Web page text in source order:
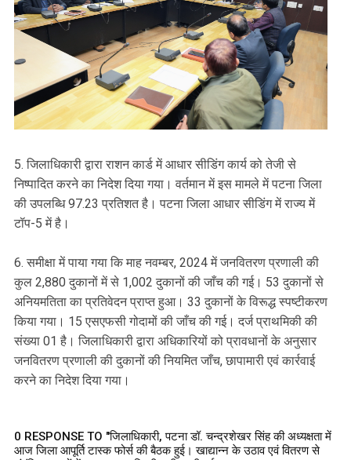
5. जिलाधिकारी द्वारा राशन कार्ड में आधार सीडिंग कार्य को तेजी से
निष्पादित करने का निदेश दिया गया। वर्तमान में इस मामले में पटना जिला
की उपलब्धि 97.23 प्रतिशत है। पटना जिला आधार सीडिंग में राज्य में
टॉप-5 में है।
6. समीक्षा में पाया गया कि माह नवम्बर, 2024 में जनवितरण प्रणाली की
कुल 2,880 दुकानों में से 1,002 दुकानों की जाँच की गई। 53 दुकानों से
अनियमतिता का प्रतिवेदन प्राप्त हुआ। 33 दुकानों के विरूद्ध स्पष्टीकरण
किया गया। 15 एसएफसी गोदामों की जाँच की गई। दर्ज प्राथमिकी की
संख्या 01 है। जिलाधिकारी द्वारा अधिकारियों को प्रावधानों के अनुसार
जनवितरण प्रणाली की दुकानों की नियमित जाँच, छापामारी एवं कार्रवाई
करने का निदेश दिया गया।
0 RESPONSE TO "जिलाधिकारी, पटना डॉ. चन्द्रशेखर सिंह की अध्यक्षता में
आज जिला आपूर्ति टास्क फोर्स की बैठक हुई। खाद्यान्न के उठाव एवं वितरण से